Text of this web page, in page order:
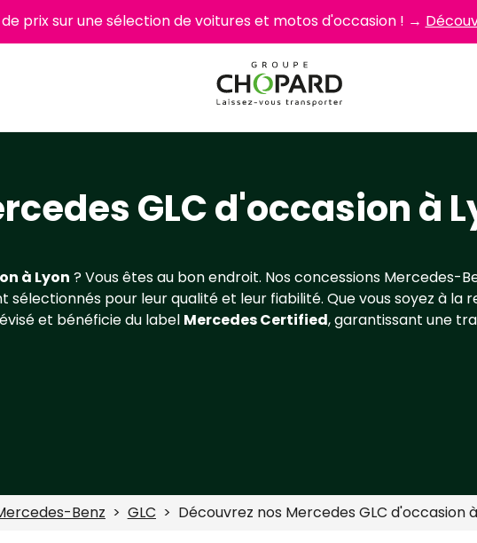
prix sur une sélection de voitures et motos d'occasion ! →
GLC d'occasion à
à Lyon ? Vous êtes au bon endroit. Nos concessions Mercedes-
sélectionnés pour leur qualité et leur fiabilité. Que vous soyez à la
et bénéficie du label Mercedes Certified, garantissant une
Benz GLC Découvrez nos Mercedes GLC d'occasion